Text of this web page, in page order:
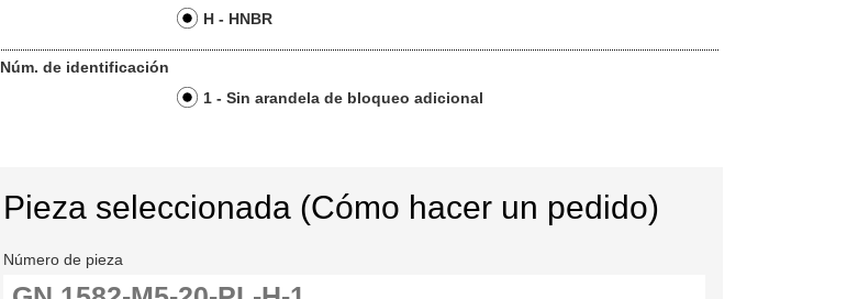
H - HNBR
Núm. de identificación
1 - Sin arandela de bloqueo adicional
Pieza seleccionada (Cómo hacer un pedido)
Número de pieza